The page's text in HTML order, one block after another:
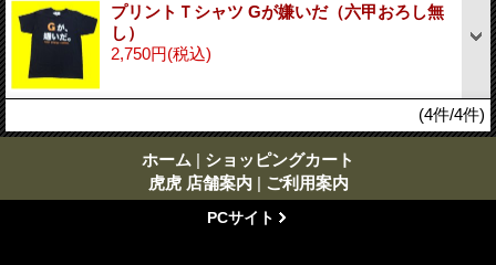
プリントＴシャツ Gが嫌いだ（六甲おろし無
し）
2,750円(税込)
(4件/4件)
ホーム | ショッピングカート
虎虎 店舗案内 | ご利用案内
PCサイト